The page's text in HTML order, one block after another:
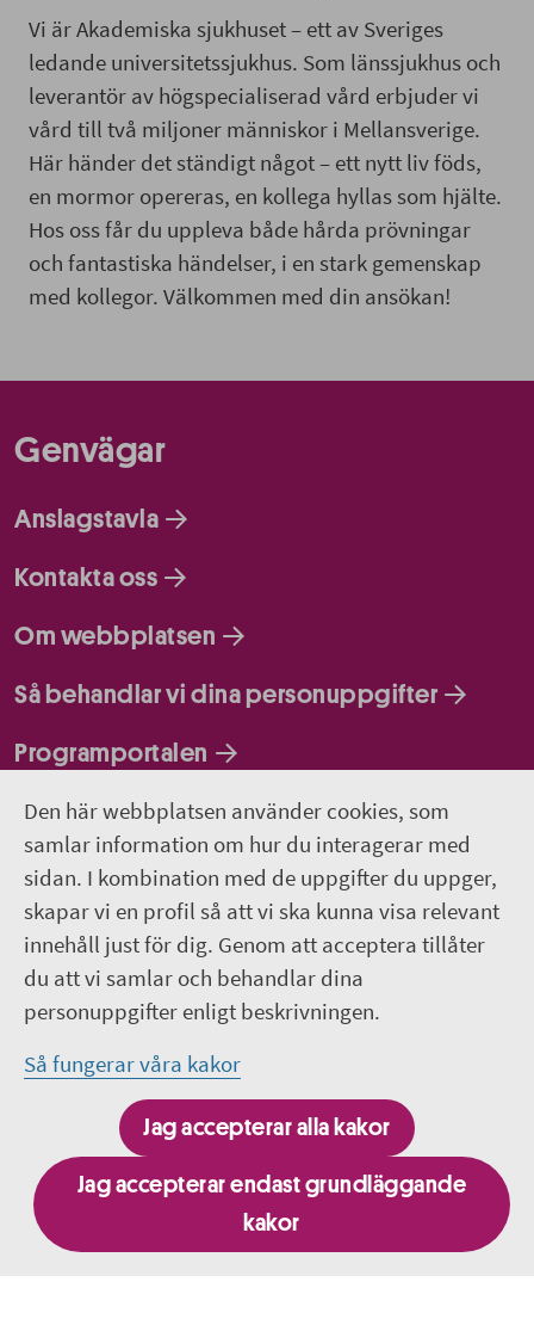
Den här webbplatsen använder cookies, som
samlar information om hur du interagerar med
sidan. I kombination med de uppgifter du uppger,
skapar vi en profil så att vi ska kunna visa relevant
innehåll just för dig. Genom att acceptera tillåter
du att vi samlar och behandlar dina
personuppgifter enligt beskrivningen.
Så fungerar våra kakor
Jag accepterar alla kakor
Jag accepterar endast grundläggande
kakor
Vi är Akademiska sjukhuset – ett av Sveriges
ledande universitetssjukhus. Som länssjukhus och
leverantör av högspecialiserad vård erbjuder vi
vård till två miljoner människor i Mellansverige.
Här händer det ständigt något – ett nytt liv föds,
en mormor opereras, en kollega hyllas som hjälte.
Hos oss får du uppleva både hårda prövningar
och fantastiska händelser, i en stark gemenskap
med kollegor. Välkommen med din ansökan!
Genvägar
Anslagstavla
Kontakta oss
Om webbplatsen
Så behandlar vi dina personuppgifter
Programportalen
Följ oss
Lediga jobb
Pressrum
Facebook
Jobba hos oss - Facebook